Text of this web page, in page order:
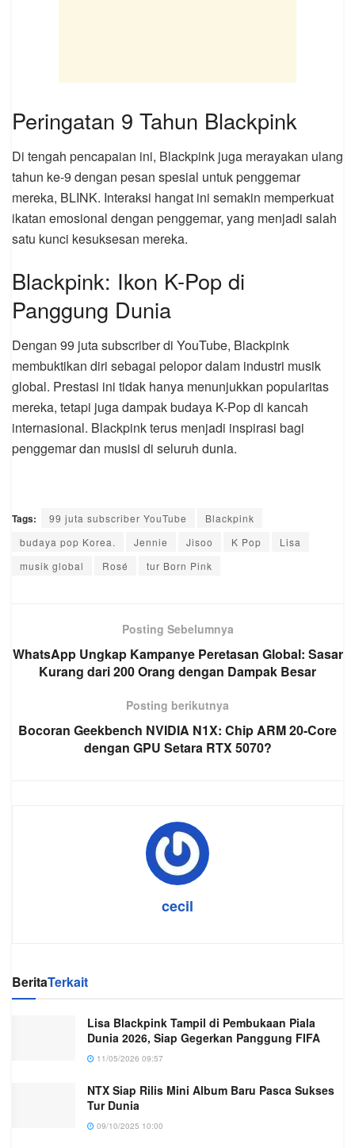
Peringatan 9 Tahun Blackpink
Di tengah pencapaian ini, Blackpink juga merayakan ulang
tahun ke-9 dengan pesan spesial untuk penggemar
mereka, BLINK. Interaksi hangat ini semakin memperkuat
ikatan emosional dengan penggemar, yang menjadi salah
satu kunci kesuksesan mereka.
Blackpink: Ikon K-Pop di
Panggung Dunia
Dengan 99 juta subscriber di YouTube, Blackpink
membuktikan diri sebagai pelopor dalam industri musik
global. Prestasi ini tidak hanya menunjukkan popularitas
mereka, tetapi juga dampak budaya K-Pop di kancah
internasional. Blackpink terus menjadi inspirasi bagi
penggemar dan musisi di seluruh dunia.
Tags: 99 juta subscriber YouTube
Blackpink
budaya pop Korea.
Jennie Jisoo K Pop
Lisa
musik global
Rosé tur Born Pink
Posting Sebelumnya
WhatsApp Ungkap Kampanye Peretasan Global: Sasar
Kurang dari 200 Orang dengan Dampak Besar
Posting berikutnya
Bocoran Geekbench NVIDIA N1X: Chip ARM 20-Core
dengan GPU Setara RTX 5070?
cecil
BeritaTerkait
Lisa Blackpink Tampil di Pembukaan Piala
Dunia 2026, Siap Gegerkan Panggung FIFA
11/05/2026 09:57
NTX Siap Rilis Mini Album Baru Pasca Sukses
Tur Dunia
09/10/2025 10:00